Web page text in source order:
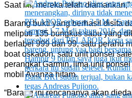
Saat ini, mereka telah
Barang bukti yang berhasil disita
meliputi 135 bungkus sabu yang
berlabel 999 dan 99, satu perahu
boat oskadon, satu unit ponsel
perangkat Garmin, lima unit
mobil Avanza hitam.
“Barang ini rencananya akan